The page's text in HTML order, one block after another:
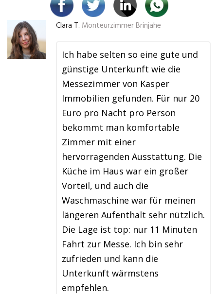
Clara T. Monteurzimmer Brinjahe
Ich habe selten so eine gute und
günstige Unterkunft wie die
Messezimmer von Kasper
Immobilien gefunden. Für nur 20
Euro pro Nacht pro Person
bekommt man komfortable
Zimmer mit einer
hervorragenden Ausstattung. Die
Küche im Haus war ein großer
Vorteil, und auch die
Waschmaschine war für meinen
längeren Aufenthalt sehr nützlich.
Die Lage ist top: nur 11 Minuten
Fahrt zur Messe. Ich bin sehr
zufrieden und kann die
Unterkunft wärmstens
empfehlen.